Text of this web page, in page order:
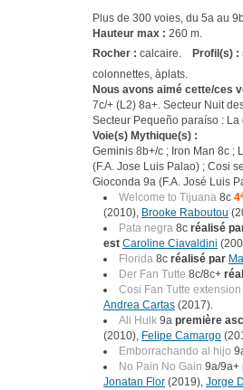
Plus de 300 voies, du 5a au
Hauteur max : 260 m.
Rocher : calcaire. Profil(s) :
colonnettes, àplats.
Nous avons aimé cette/ces
7c/+ (L2) 8a+. Secteur Nuit
Secteur Pequeño paraíso :
Voie(s) Mythique(s) :
Geminis 8b+/c ; Iron Man 8c ;
(F.A. Jose Luis Palao) ; Cosi
Gioconda 9a (F.A. José Luis
Welcome to Tijuana 8c 4
(2010), Brooke Raboutou
Pata negra 8c réalisé
est Caroline Ciavaldini
Florida 8c réalisé par
Der Fan Tutte 8c/8c+
Cosi Fan Tutte extension
Andrea Cartas (2017).
Ali Hulk 9a première
(2010), Felipe Camargo
Emborrachando al hijo
No Pain No Gain 9a/9a+
Jonatan Flor (2019), Jorge